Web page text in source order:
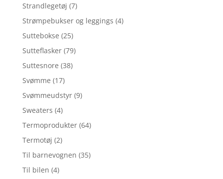
Strandlegetøj (7)
Strømpebukser og leggings (4)
Suttebokse (25)
Sutteflasker (79)
Suttesnore (38)
Svømme (17)
Svømmeudstyr (9)
Sweaters (4)
Termoprodukter (64)
Termotøj (2)
Til barnevognen (35)
Til bilen (4)